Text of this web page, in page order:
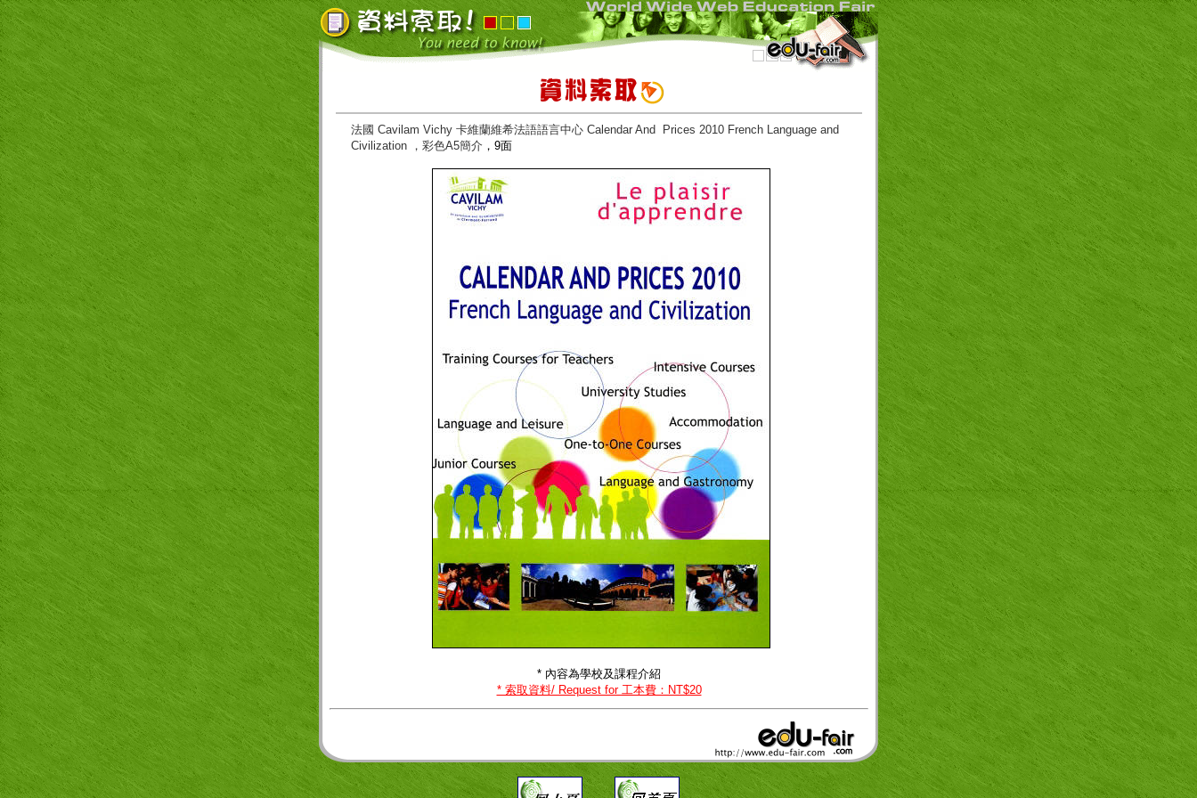
法國 Cavilam Vichy 卡維蘭維希法語語言中心 Calendar And Prices 2010 French Language and
Civilization ，彩色A5簡介，9面
* 內容為學校及課程介紹
* 索取資料/ Request for 工本費：NT$20